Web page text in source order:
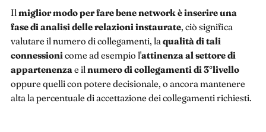
Ilmiglior modo per fare bene network è inserire una
fase di analisi delle relazioni instaurate, ciò significa
valutare il numero di collegamenti, laqualità di tali
connessionicome ad esempio l'attinenza al settore di
appartenenzae ilnumero di collegamenti di 3°livello
oppure quelli con potere decisionale, o ancora mantenere
alta la percentuale di accettazione dei collegamenti richiesti.